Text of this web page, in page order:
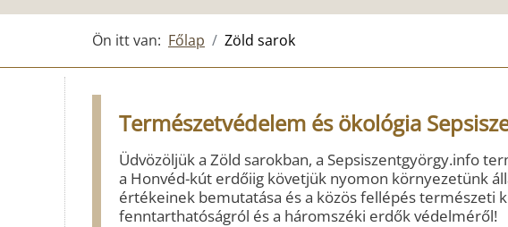
Ön itt van: Főlap Zöld sarok
Természetvédelem és ökológia
Üdvözöljük a Zöld sarokban, a Sepsiszentgyörgy.info
a Honvéd-kút erdőiig követjük nyomon környezetünk
értékeinek bemutatása és a közös fellépés természeti
fenntarthatóságról és a háromszéki erdők védelméről!